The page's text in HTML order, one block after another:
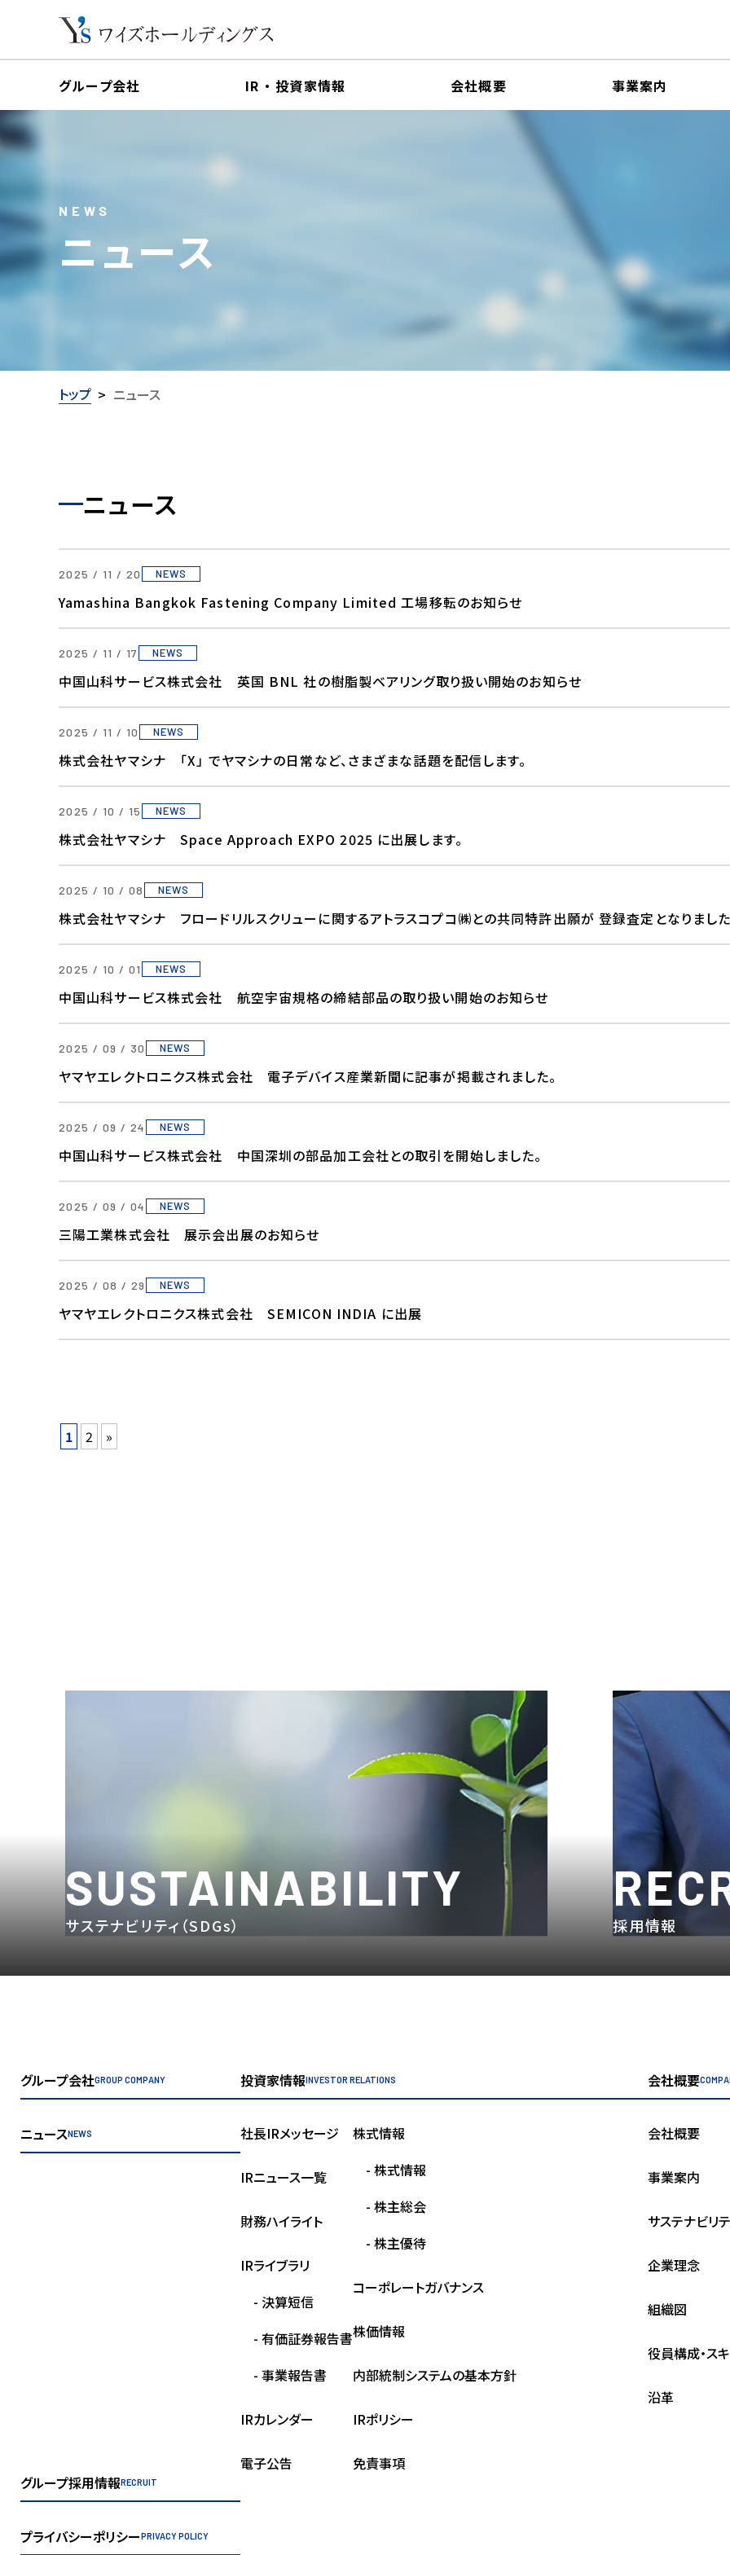
グループ会社 IR ・ 投資家情報
社長IRメッセージ
IRカレンダー
コーポレートガバナンス
免責事項
会社概要
会社概要
事業案内
NEWS
ニュース
トップ ニュース
ニュース
2025 / 11 / 20 NEWS
Yamashina Bangkok Fastening Company Limited 工場移転のお知らせ
2025 / 11 / 17 NEWS
中国山科サービス株式会社 英国 BNL 社の樹脂製ベアリング取り扱い開始のお知らせ
2025 / 11 / 10 NEWS
株式会社ヤマシナ 「X」 でヤマシナの日常など、さまざまな話題を配信します。
2025 / 10 / 15 NEWS
株式会社ヤマシナ Space Approach EXPO 2025 に出展します。
2025 / 10 / 08 NEWS
株式会社ヤマシナ フロードリルスクリューに関するアトラスコプコ㈱との共同特許出願が 登録査定となりました
2025 / 10 / 01 NEWS
中国山科サービス株式会社 航空宇宙規格の締結部品の取り扱い開始のお知らせ
2025 / 09 / 30 NEWS
ヤマヤエレクトロニクス株式会社 電子デバイス産業新聞に記事が掲載されました。
2025 / 09 / 24 NEWS
中国山科サービス株式会社 中国深圳の部品加工会社との取引を開始しました。
2025 / 09 / 04 NEWS
三陽工業株式会社 展示会出展のお知らせ
2025 / 08 / 29 NEWS
ヤマヤエレクトロニクス株式会社 SEMICON INDIA に出展
1 2 »
SUSTAINABILITY
サステナビリティ（SDGs） 採用情報
グループ会社GROUP COMPANY
ニュースNEWS
投資家情報INVESTOR RELATIONS
社長IRメッセージ
IRニュース一覧
財務ハイライト
IRライブラリ
- 決算短信
- 有価証券報告書
- 事業報告書
IRカレンダー
電子公告
株式情報
- 株式情報
- 株主総会
- 株主優待
コーポレートガバナンス
株価情報
内部統制システムの基本方針
IRポリシー
免責事項
会社概要
会社概要
事業案内
サステナビリテ
企業理念
組織図
役員構成・ス
沿革
グループ採用情報RECRUIT
プライバシーポリシーPRIVACY POLICY